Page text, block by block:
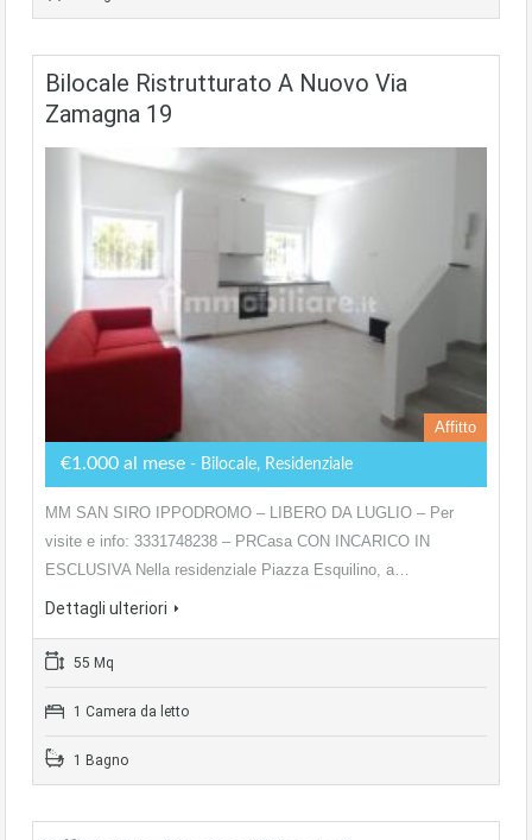
Bilocale Ristrutturato A Nuovo Via
Zamagna 19
Affitto
€1.000 al mese - Bilocale, Residenziale
MM SAN SIRO IPPODROMO – LIBERO DA LUGLIO – Per
visite e info: 3331748238 – PRCasa CON INCARICO IN
ESCLUSIVA Nella residenziale Piazza Esquilino, a…
Dettagli ulteriori
55 Mq
1 Camera da letto
1 Bagno